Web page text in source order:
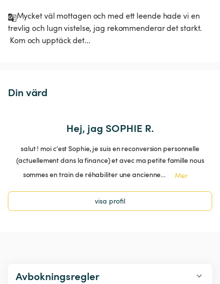
Mycket väl mottagen och med ett leende hade vi en
trevlig och lugn vistelse, jag rekommenderar det starkt.
Kom och upptäck det...
Din värd
Hej, jag SOPHIE R.
salut ! moi c'est Sophie, je suis en reconversion personnelle
(actuellement dans la finance) et avec ma petite famille nous
sommes en train de réhabiliter une ancienne…
Mer
visa profil
Avbokningsregler